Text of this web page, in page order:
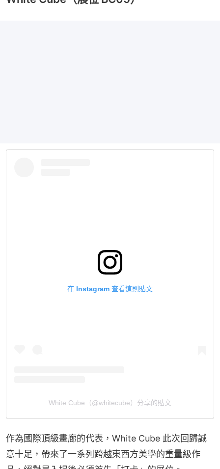
在 Instagram 查看這則貼文
White Cube（@whitecube）分享的貼文
作為國際頂級畫廊的代表，White Cube 此次回歸誠
意十足，帶來了一系列跨越東西方美學的重量級作